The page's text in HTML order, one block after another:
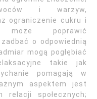
i warzyw,
ograniczenie cukru i
może poprawić
o odpowiednią
mogą pogłębiać
takie jak
pomagają w
aspektem jest
relacji społecznych;